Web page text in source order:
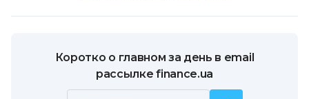
Коротко о главном за день в email
рассылке finance.ua